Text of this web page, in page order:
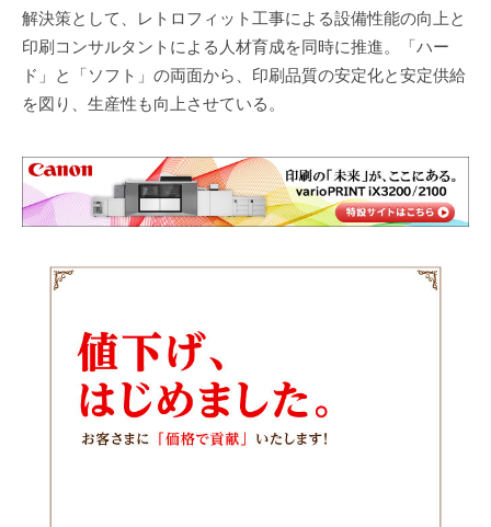
解決策として、レトロフィット工事による設備性能の向上と
印刷コンサルタントによる人材育成を同時に推進。「ハー
ド」と「ソフト」の両面から、印刷品質の安定化と安定供給
を図り、生産性も向上させている。